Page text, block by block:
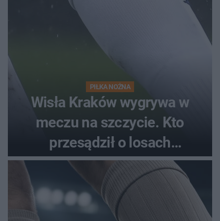
PIŁKA NOŻNA
Wisła Kraków wygrywa w
meczu na szczycie. Kto
przesądził o losach
spotkania?